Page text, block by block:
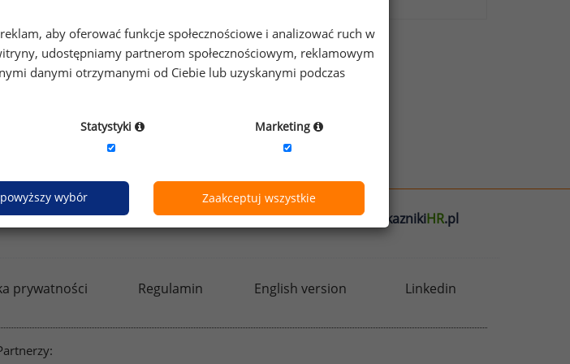
raportyplacowe.pl badaniaHR.pl wskaznikiHR.pl
prywatności Regulamin English version Linkedin
aby oferować funkcje społecznościowe i analizować ruch w
udostępniamy partnerom społecznościowym, reklamowym
danymi otrzymanymi od Ciebie lub uzyskanymi podczas
Statystyki Marketing
wybór Zaakceptuj wszystkie